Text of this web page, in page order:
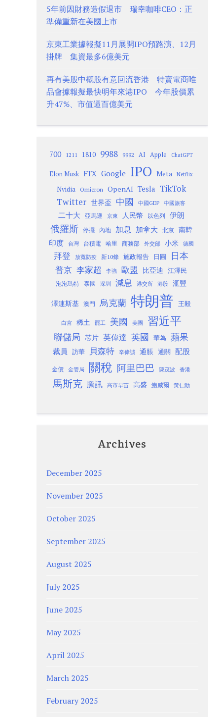
5年前因財務造假退市 瑞幸咖啡CEO：正
準備重新在美國上市
京東工業據報擬11月展開IPO預路演、12月
掛牌 集資最多6億美元
再有美股中概股有意回流香港 特賣電商唯
品會據報擬最快明年來港IPO 今年股價累
升47%、市值逼百億美元
700 1211 1810 9988 9992 AI Apple ChatGPT
Elon Musk FTX Google IPO Meta Netflix
Nvidia Omicron OpenAI Tesla TikTok
Twitter 世界盃 中國 中國GDP 中國旅客
二十大 亞馬遜 京東 人民幣 以色列 伊朗
俄羅斯 停擺 內地 加息 加拿大 北京
南韓
印度
台灣 台積電 哈里 商務部 外交部 小米 德國
拜登 放寬防疫 新10條 施政報告 日圓 日本
普京 李家超 李強 歐盟 比亞迪 江澤民
泡泡瑪特 泰國 深圳 減息 港交所 港股 滙豐
澤連斯基 澳門 烏克蘭 特朗普 王毅
白宮 稀土 罷工 美國 美團 習近平
聯儲局 芯片 英偉達 英國 華為 蘋果
裁員 訪華 貝森特 辛偉誠 通脹 通關 配股
金價 金管局 關稅 阿里巴巴 陳茂波 香港
馬斯克 騰訊 高市早苗 高盛 鮑威爾 黃仁勳
Archives
December 2025
November 2025
October 2025
September 2025
August 2025
July 2025
June 2025
May 2025
April 2025
March 2025
February 2025